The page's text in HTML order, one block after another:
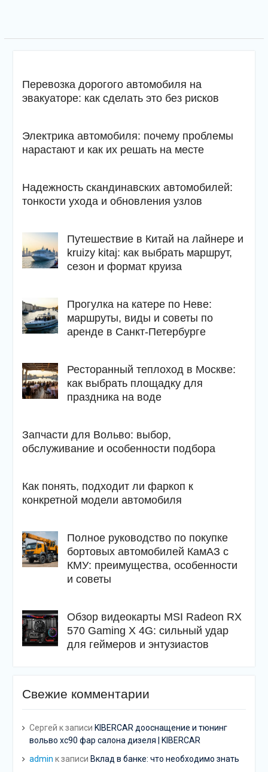
Перевозка дорогого автомобиля на
эвакуаторе: как сделать это без рисков
Электрика автомобиля: почему проблемы
нарастают и как их решать на месте
Надежность скандинавских автомобилей:
тонкости ухода и обновления узлов
Путешествие в Китай на лайнере и
kruizy kitaj: как выбрать маршрут,
сезон и формат круиза
Прогулка на катере по Неве:
маршруты, виды и советы по
аренде в Санкт-Петербурге
Ресторанный теплоход в Москве:
как выбрать площадку для
праздника на воде
Запчасти для Вольво: выбор,
обслуживание и особенности подбора
Как понять, подходит ли фаркоп к
конкретной модели автомобиля
Полное руководство по покупке
бортовых автомобилей КамАЗ с
КМУ: преимущества, особенности
и советы
Обзор видеокарты MSI Radeon RX
570 Gaming X 4G: сильный удар
для геймеров и энтузиастов
Свежие комментарии
Сергей к записи KIBERCAR дооснащение и тюнинг
вольво хс90 фар салона дизеля | KIBERCAR
admin к записи Вклад в банке: что необходимо знать